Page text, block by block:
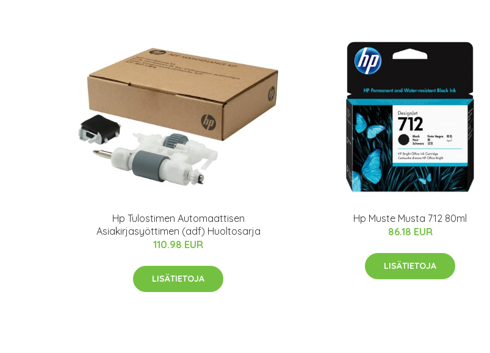
Hp Tulostimen Automaattisen
Asiakirjasyöttimen (adf) Huoltosarja
110.98 EUR
LISÄTIETOJA
Hp Muste Musta 712 80ml
86.18 EUR
LISÄTIETOJA